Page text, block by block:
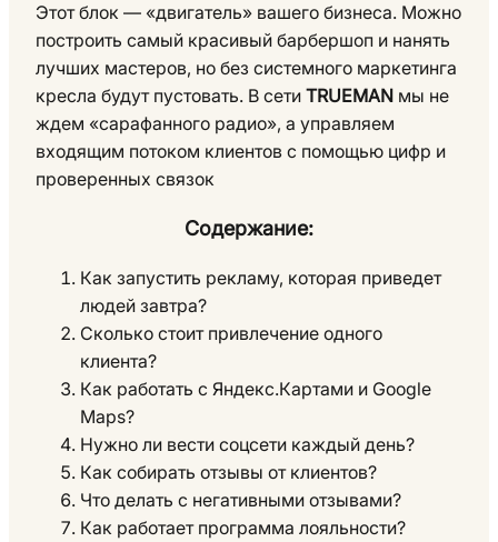
Этот блок — «двигатель» вашего бизнеса. Можно
построить самый красивый барбершоп и нанять
лучших мастеров, но без системного маркетинга
кресла будут пустовать. В сети TRUEMAN мы не
ждем «сарафанного радио», а управляем
входящим потоком клиентов с помощью цифр и
проверенных связок
Содержание:
Как запустить рекламу, которая приведет
людей завтра?
Сколько стоит привлечение одного
клиента?
Как работать с Яндекс.Картами и Google
Maps?
Нужно ли вести соцсети каждый день?
Как собирать отзывы от клиентов?
Что делать с негативными отзывами?
Как работает программа лояльности?